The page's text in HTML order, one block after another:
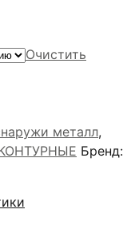
Очистить
металл,
Бренд: